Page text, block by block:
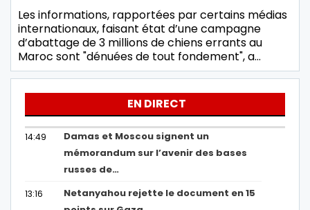
Les informations, rapportées par certains médias
internationaux, faisant état d’une campagne
d’abattage de 3 millions de chiens errants au
Maroc sont "dénuées de tout fondement", a…
EN DIRECT
14:49
Damas et Moscou signent un
mémorandum sur l’avenir des bases
russes de…
13:16
Netanyahou rejette le document en 15